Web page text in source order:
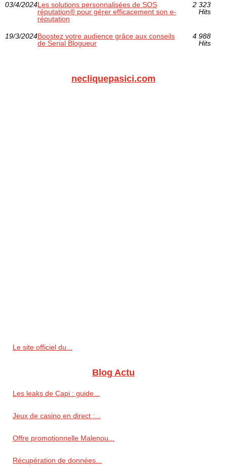
03/4/2024Les solutions personnalisées de SOS
réputation® pour gérer efficacement son e-
réputation
2 323
Hits
19/3/2024Boostez votre audience grâce aux conseils
de Serial Blogueur
4 988
Hits
necliquepasici.com
Le site officiel du...
Blog Actu
Les leaks de Capi : guide...
Jeux de casino en direct :...
Offre promotionnelle Malenou...
Récupération de données...